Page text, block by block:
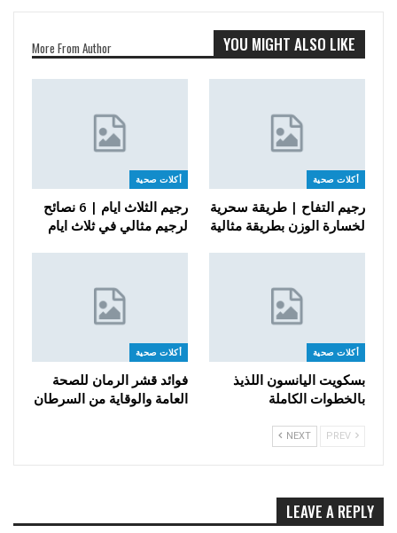
YOU MIGHT ALSO LIKE
More From Author
أكلات صحية
رجيم التفاح | طريقة سحرية
لخسارة الوزن بطريقة مثالية
أكلات صحية
رجيم الثلاث ايام | 6 نصائح
لرجيم مثالي في ثلاث ايام
أكلات صحية
بسكويت اليانسون اللذيذ
بالخطوات الكاملة
أكلات صحية
فوائد قشر الرمان للصحة
العامة والوقاية من السرطان
NEXT
LEAVE A REPLY